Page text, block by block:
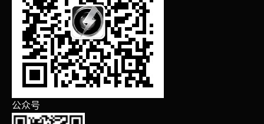
公众号